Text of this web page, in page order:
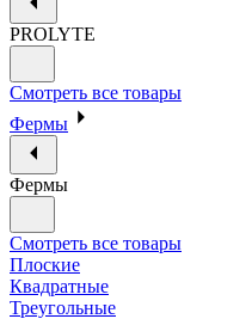
PROLYTE
Смотреть все товары
Фермы
Фермы
Смотреть все товары
Плоские
Квадратные
Треугольные